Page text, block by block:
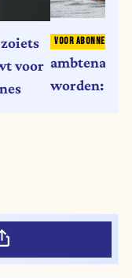
voor
worden: wat